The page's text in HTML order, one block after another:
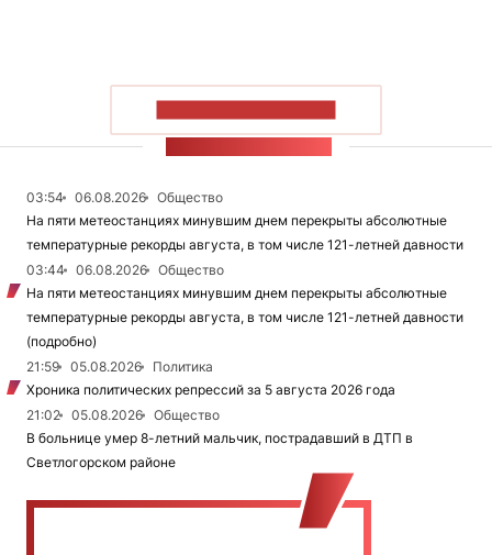
03:54 06.08.2026
Общество
На пяти метеостанциях минувшим днем перекрыты абсолютные
температурные рекорды августа, в том числе 121-летней давности
03:44
06.08.2026
Общество
На пяти метеостанциях минувшим днем перекрыты абсолютные
температурные рекорды августа, в том числе 121-летней давности
(подробно)
21:59
05.08.2026
Политика
Хроника политических репрессий за 5 августа 2026 года
21:02
05.08.2026
Общество
В больнице умер 8-летний мальчик, пострадавший в ДТП в
Светлогорском районе